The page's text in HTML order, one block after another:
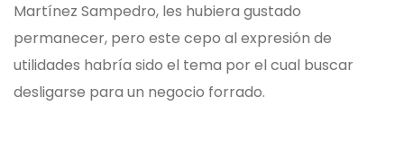
Martínez Sampedro, les hubiera gustado
permanecer, pero este cepo al expresión de
utilidades habría sido el tema por el cual buscar
desligarse para un negocio forrado.